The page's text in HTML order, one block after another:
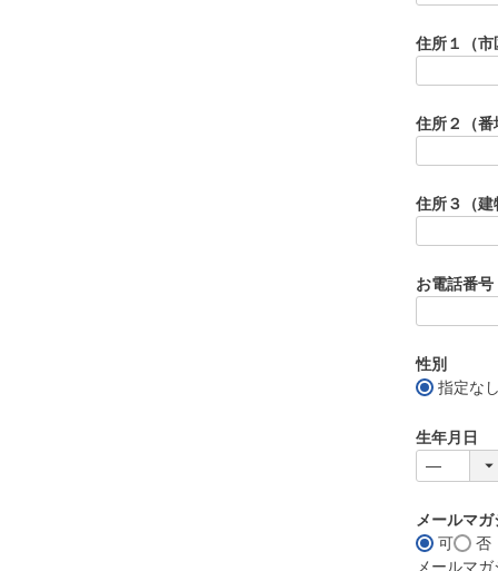
須
)
住所１（
住所２（
住所３（建
お電話番号
性別
指定な
生年月日
メールマ
可
否
メールマ